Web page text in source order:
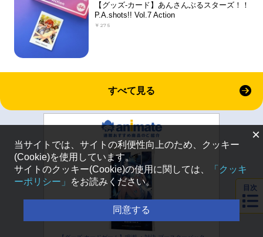
【グッズ-カード】あんさんぶるスターズ！！
P.A.shots!! Vol.7 Action
￥275
すべて見る
目次
×
当サイトでは、サイトの利便性向上のため、クッキー
(Cookie)を使用しています。
サイトのクッキー(Cookie)の使用に関しては、
「クッキ
ーポリシー」
をお読みください。
同意する